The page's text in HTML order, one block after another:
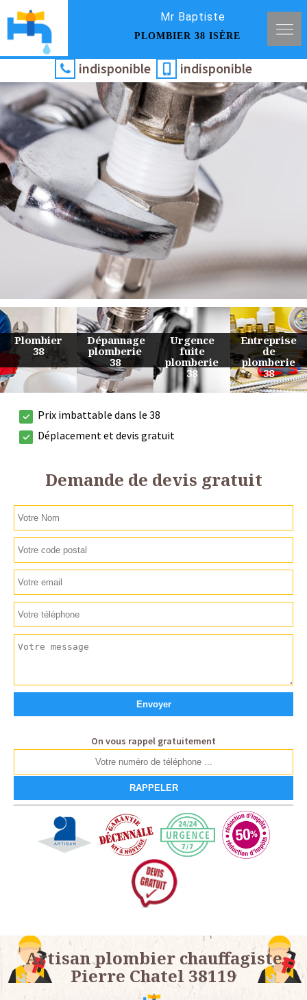
Mr Baptiste
PLOMBIER 38 ISÈRE
indisponible indisponible
Urgence
fuite
plomberie
38
Entreprise
de
plomberie
38
Travaux
de
plomberie
38
Devis
plomberie
38
Prix imbattable dans le 38
Déplacement et devis gratuit
Demande de devis gratuit
On vous rappel gratuitement
Artisan plombier chauffagiste
Pierre Chatel 38119